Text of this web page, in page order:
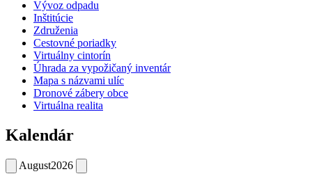
Vývoz odpadu
Inštitúcie
Združenia
Cestovné poriadky
Virtuálny cintorín
Úhrada za vypožičaný inventár
Mapa s názvami ulíc
Dronové zábery obce
Virtuálna realita
Kalendár
August2026